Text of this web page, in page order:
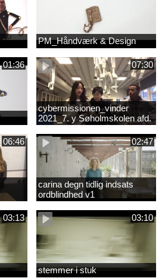
PM_Håndværk & Design
01:36 07:30
cybermissionen_vinder
2021_7. y Søholmskolen afd.
toftevang
06:46
02:47
carina degn tidlig indsats
ordblindhed v1
03:13 03:10
stemmer i stuk